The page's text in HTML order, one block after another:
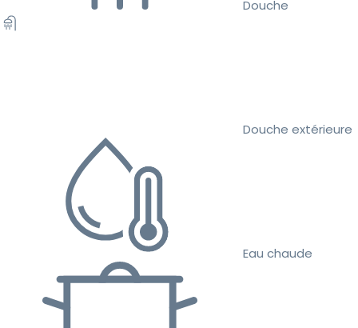
Douche
Douche extérieure
Eau chaude